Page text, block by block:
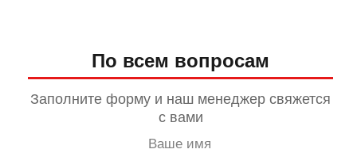
По всем вопросам
Заполните форму и наш менеджер свяжется
с вами
Ваше имя